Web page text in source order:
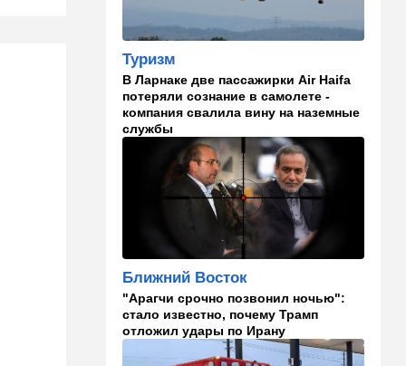
14:10 В мире
Заложники Сеуты: почему
марокканские подростки не
могут вернуться домой
14:09 Мнения
Несколько минут между
воем сирены и ударом
В мире
Полное затмение — не для
Израиля: куда ехать за
12:40 В мире
Этна разбушевалась:
Сицилия закрыла один из
аэропортов. ВИДЕО
Туризм
В Ларнаке две пассажирки Air Haifa
потеряли сознание в самолете -
компания свалила вину на наземные
службы
Ближний Восток
"Арагчи срочно позвонил ночью":
стало известно, почему Трамп
отложил удары по Ирану